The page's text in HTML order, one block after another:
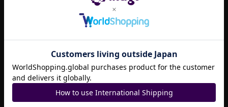
デュエル・マスターズ
ヴァイスシュヴァルツ
遊戯王初期
デュエマクラシック
magi大阪日本橋店公式X
magi秋葉原店 別館公式X
magi柏モディ店公式X
magi横浜西口店公式X
magi八王子オクトーレ店公式X
magi大阪オタロード店公式X
招待コード
JA9XS8
コピーする